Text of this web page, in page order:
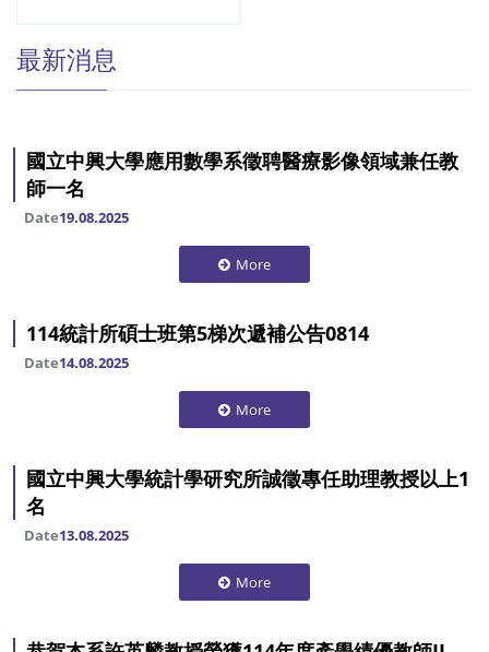
最新消息
國立中興大學應用數學系徵聘醫療影像領域兼任教
師一名
Date19.08.2025
More
114統計所碩士班第5梯次遞補公告0814
Date14.08.2025
More
國立中興大學統計學研究所誠徵專任助理教授以上1
名
Date13.08.2025
More